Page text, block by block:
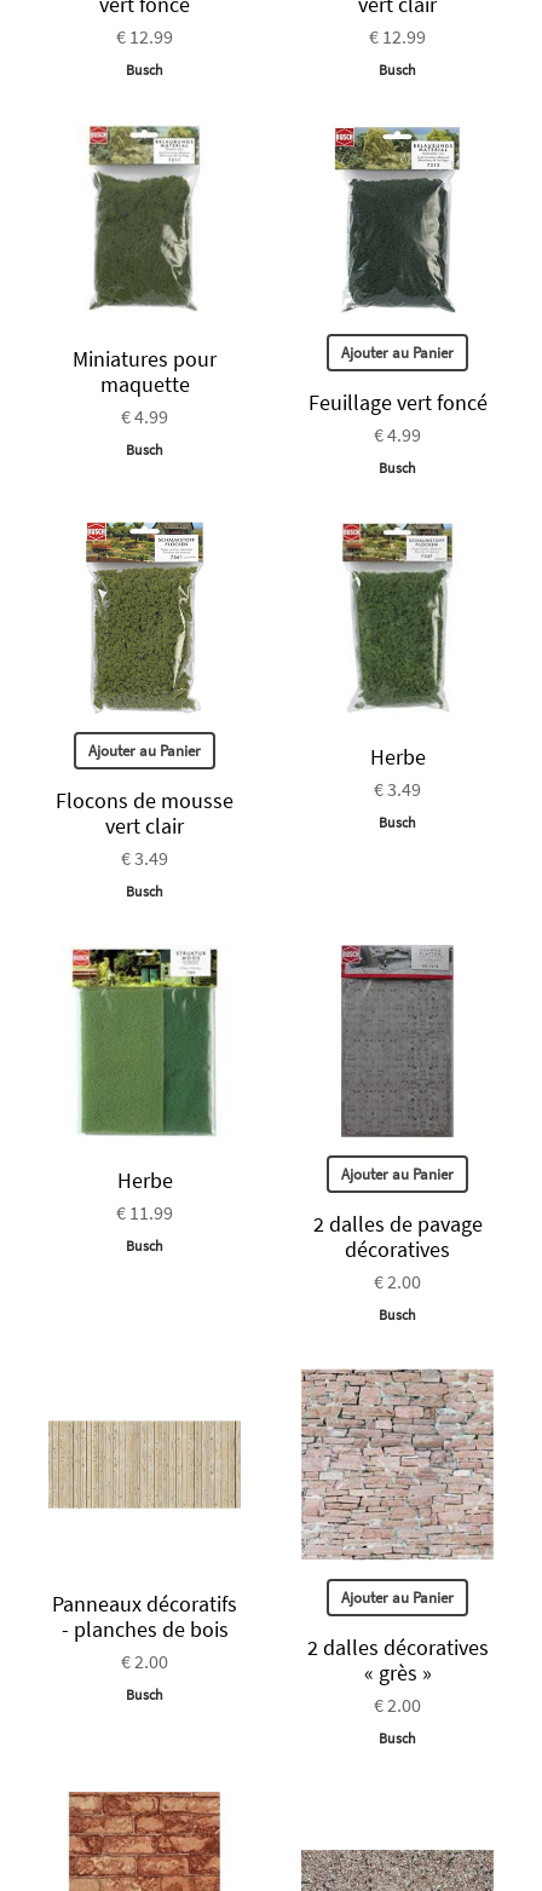
€ 12.99
Busch
€ 12.99
Busch
Miniatures pour
maquette
€ 4.99
Busch
Ajouter au Panier
Feuillage vert foncé
€ 4.99
Busch
Ajouter au Panier
Flocons de mousse
vert clair
€ 3.49
Busch
Herbe
€ 3.49
Busch
Herbe
€ 11.99
Busch
Ajouter au Panier
2 dalles de pavage
décoratives
€ 2.00
Busch
Panneaux décoratifs
- planches de bois
€ 2.00
Busch
Ajouter au Panier
2 dalles décoratives
« grès »
€ 2.00
Busch